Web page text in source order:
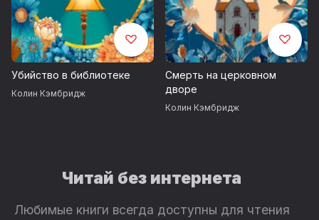
Убийство в библиотеке
Колин Кэмбридж
Смерть на церковном
дворе
Колин Кэмбридж
Читай без интернета
Любимые книги всегда доступны для чтения